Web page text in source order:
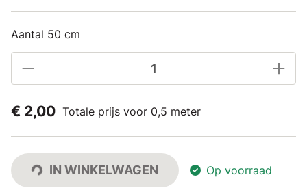
Aantal 50 cm
€ 2,00 Totale prijs voor 0,5 meter
IN WINKELWAGEN Op voorraad